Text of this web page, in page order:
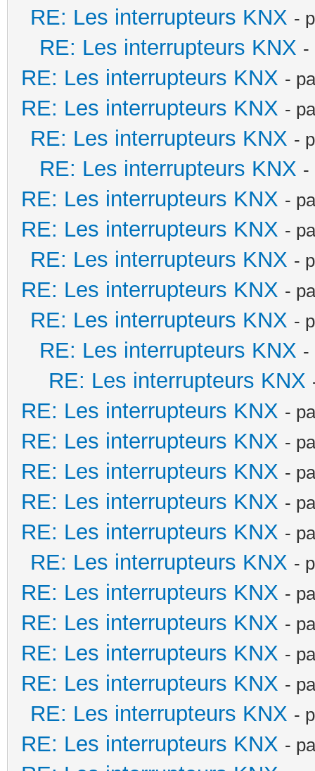
RE: Les interrupteurs KNX -
RE: Les interrupteurs KNX -
RE: Les interrupteurs KNX -
RE: Les interrupteurs KNX -
RE: Les interrupteurs KNX -
RE: Les interrupteurs KNX -
RE: Les interrupteurs KNX -
RE: Les interrupteurs KNX -
RE: Les interrupteurs KNX -
RE: Les interrupteurs KNX -
RE: Les interrupteurs KNX -
RE: Les interrupteurs KNX -
RE: Les interrupteurs KNX
RE: Les interrupteurs KNX -
RE: Les interrupteurs KNX -
RE: Les interrupteurs KNX -
RE: Les interrupteurs KNX -
RE: Les interrupteurs KNX -
RE: Les interrupteurs KNX -
RE: Les interrupteurs KNX -
RE: Les interrupteurs KNX -
RE: Les interrupteurs KNX -
RE: Les interrupteurs KNX -
RE: Les interrupteurs KNX -
RE: Les interrupteurs KNX -